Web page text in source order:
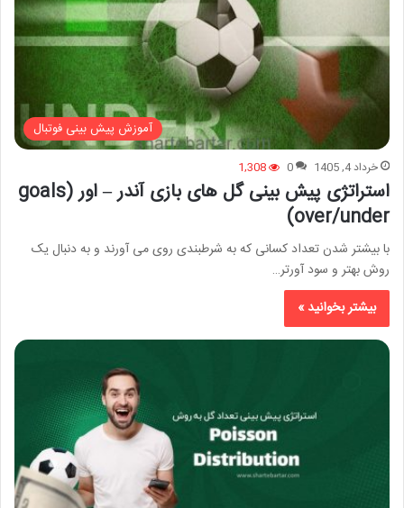
آموزش پیش بینی فوتبال
خرداد 4, 1405 0
1,308
استراتژی پیش بینی گل های بازی آندر – اور (goals
over/under)
با بیشتر شدن تعداد کسانی که به شرطبندی روی می آورند و به دنبال یک
روش بهتر و سود آورتر…
بیشتر بخوانید »